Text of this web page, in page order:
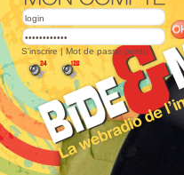
S'inscrire | Mot de passe perdu